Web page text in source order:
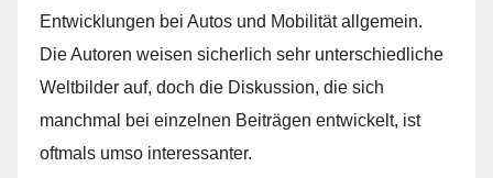
Entwicklungen bei Autos und Mobilität allgemein.
Die Autoren weisen sicherlich sehr unterschiedliche
Weltbilder auf, doch die Diskussion, die sich
manchmal bei einzelnen Beiträgen entwickelt, ist
oftmals umso interessanter.